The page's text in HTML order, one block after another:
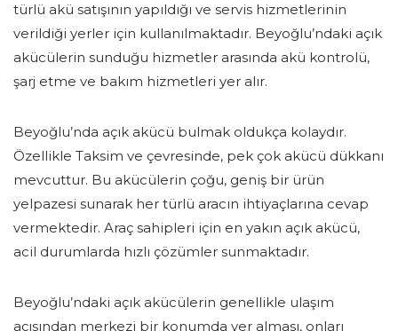
türlü akü satışının yapıldığı ve servis hizmetlerinin
verildiği yerler için kullanılmaktadır. Beyoğlu’ndaki açık
akücülerin sunduğu hizmetler arasında akü kontrolü,
şarj etme ve bakım hizmetleri yer alır.
Beyoğlu’nda açık akücü bulmak oldukça kolaydır.
Özellikle Taksim ve çevresinde, pek çok akücü dükkanı
mevcuttur. Bu akücülerin çoğu, geniş bir ürün
yelpazesi sunarak her türlü aracın ihtiyaçlarına cevap
vermektedir. Araç sahipleri için en yakın açık akücü,
acil durumlarda hızlı çözümler sunmaktadır.
Beyoğlu’ndaki açık akücülerin genellikle ulaşım
açısından merkezi bir konumda yer alması, onları